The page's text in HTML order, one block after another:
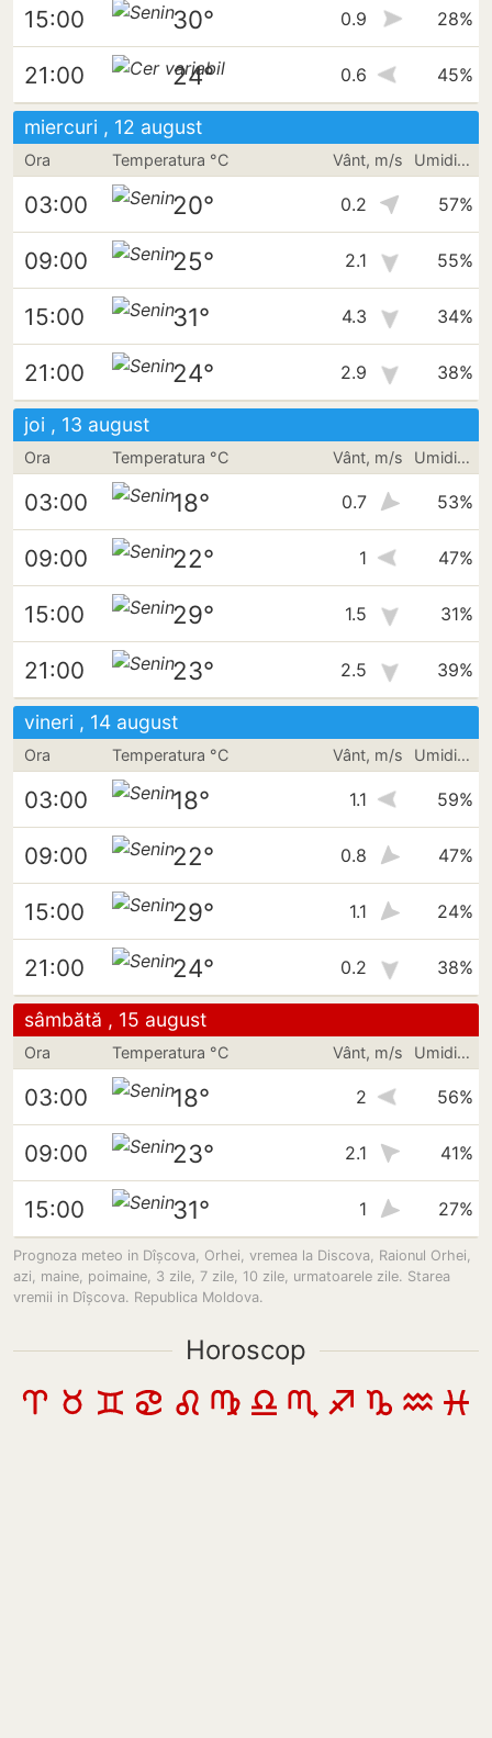
15:00 30° 0.9 28%
21:00 24° 0.6 45%
miercuri , 12 august
Ora Temperatura °C Vânt, m/s Umiditate
03:00 20° 0.2 57%
09:00 25° 2.1 55%
15:00 31° 4.3 34%
21:00 24° 2.9 38%
joi , 13 august
Ora Temperatura °C Vânt, m/s Umiditate
03:00 18° 0.7 53%
09:00 22° 1 47%
15:00 29° 1.5 31%
21:00 23° 2.5 39%
vineri , 14 august
Ora Temperatura °C Vânt, m/s Umiditate
03:00 18° 1.1 59%
09:00 22° 0.8 47%
15:00 29° 1.1 24%
21:00 24° 0.2 38%
sâmbătă , 15 august
Ora Temperatura °C Vânt, m/s Umiditate
03:00 18° 2 56%
09:00 23° 2.1 41%
15:00 31° 1 27%
Prognoza meteo in Dîșcova, Orhei, vremea la Discova, Raionul Orhei,
azi, maine, poimaine, 3 zile, 7 zile, 10 zile, urmatoarele zile. Starea
vremii in Dîșcova. Republica Moldova.
Horoscop